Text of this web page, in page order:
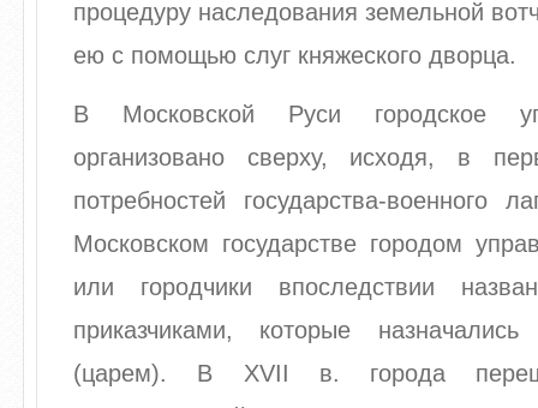
процедуру наследования земельной
ею с помощью слуг княжеского дворца.
В Московской Руси городское
организовано сверху, исходя, в
потребностей государства-
Московском государстве городом
или городчики впоследствии
приказчиками, которые
(царем). В XVII в. города